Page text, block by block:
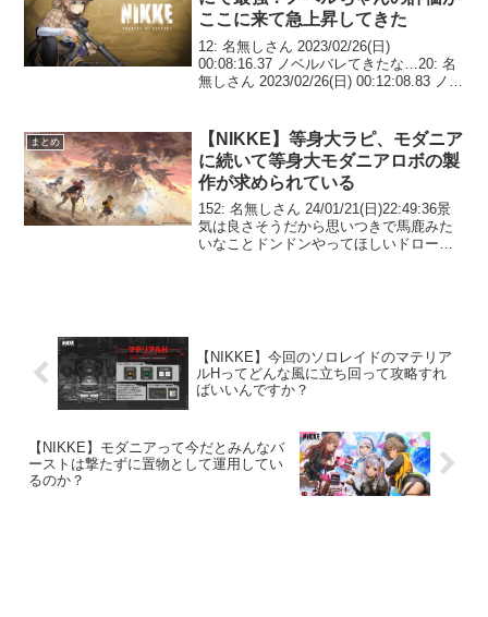
ここに来て急上昇してきた
12: 名無しさん 2023/02/26(日)
00:08:16.37 ノベルバレてきたな…20: 名
無しさん 2023/02/26(日) 00:12:08.83 ノベ
まとめ
【NIKKE】等身大ラピ、モダニア
に続いて等身大モダニアロボの製
作が求められている
152: 名無しさん 24/01/21(日)22:49:36景
気は良さそうだから思いつきで馬鹿みた
いなことドンドンやってほしいドローン
【NIKKE】今回のソロレイドのマテリア
ルHってどんな風に立ち回って攻略すれ
ばいいんですか？
【NIKKE】モダニアって今だとみんなバ
ーストは撃たずに置物として運用してい
るのか？